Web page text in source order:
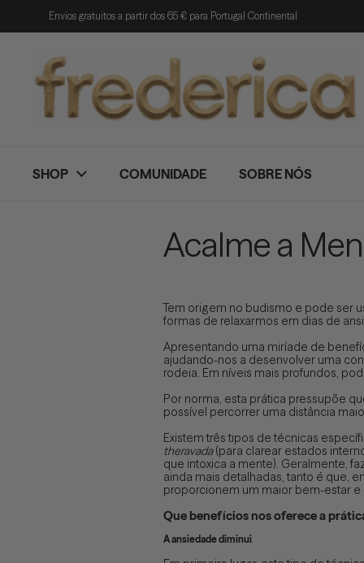
Envios gratuitos a partir dos 65 € para Portugal Continental
SHOP COMUNIDADE SOBRE NÓS
Acalme a
Tem origem no budismo e pode ser
formas de relaxarmos em dias de
Apresentando uma miríade de
ajudando-nos a desenvolver uma
rodeia. Em níveis mais profundos,
Por norma, esta prática pressupõe
possível percorrer uma distância
Existem três tipos de técnicas
theravada(para clarear estados
que intoxica a mente). Geralmente,
ainda mais detalhadas, tanto é que,
proporcionem um maior bem-estar
Que benefícios nos oferece a
A ansiedade diminui.